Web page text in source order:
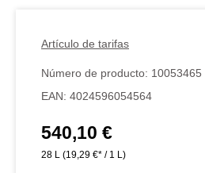
Artículo de tarifas
Número de producto: 10053465
EAN: 4024596054564
Precio normal:
540,10 €
28 L (19,29 €* / 1 L)